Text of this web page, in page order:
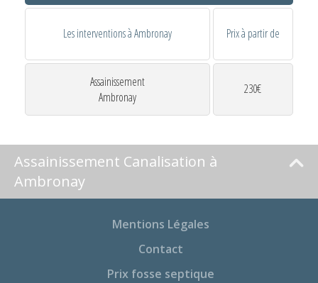
Les interventions à Ambronay Prix à partir de
Assainissement
Ambronay
230€
Assainissement Canalisation à
Ambronay
Mentions Légales
Contact
Prix fosse septique